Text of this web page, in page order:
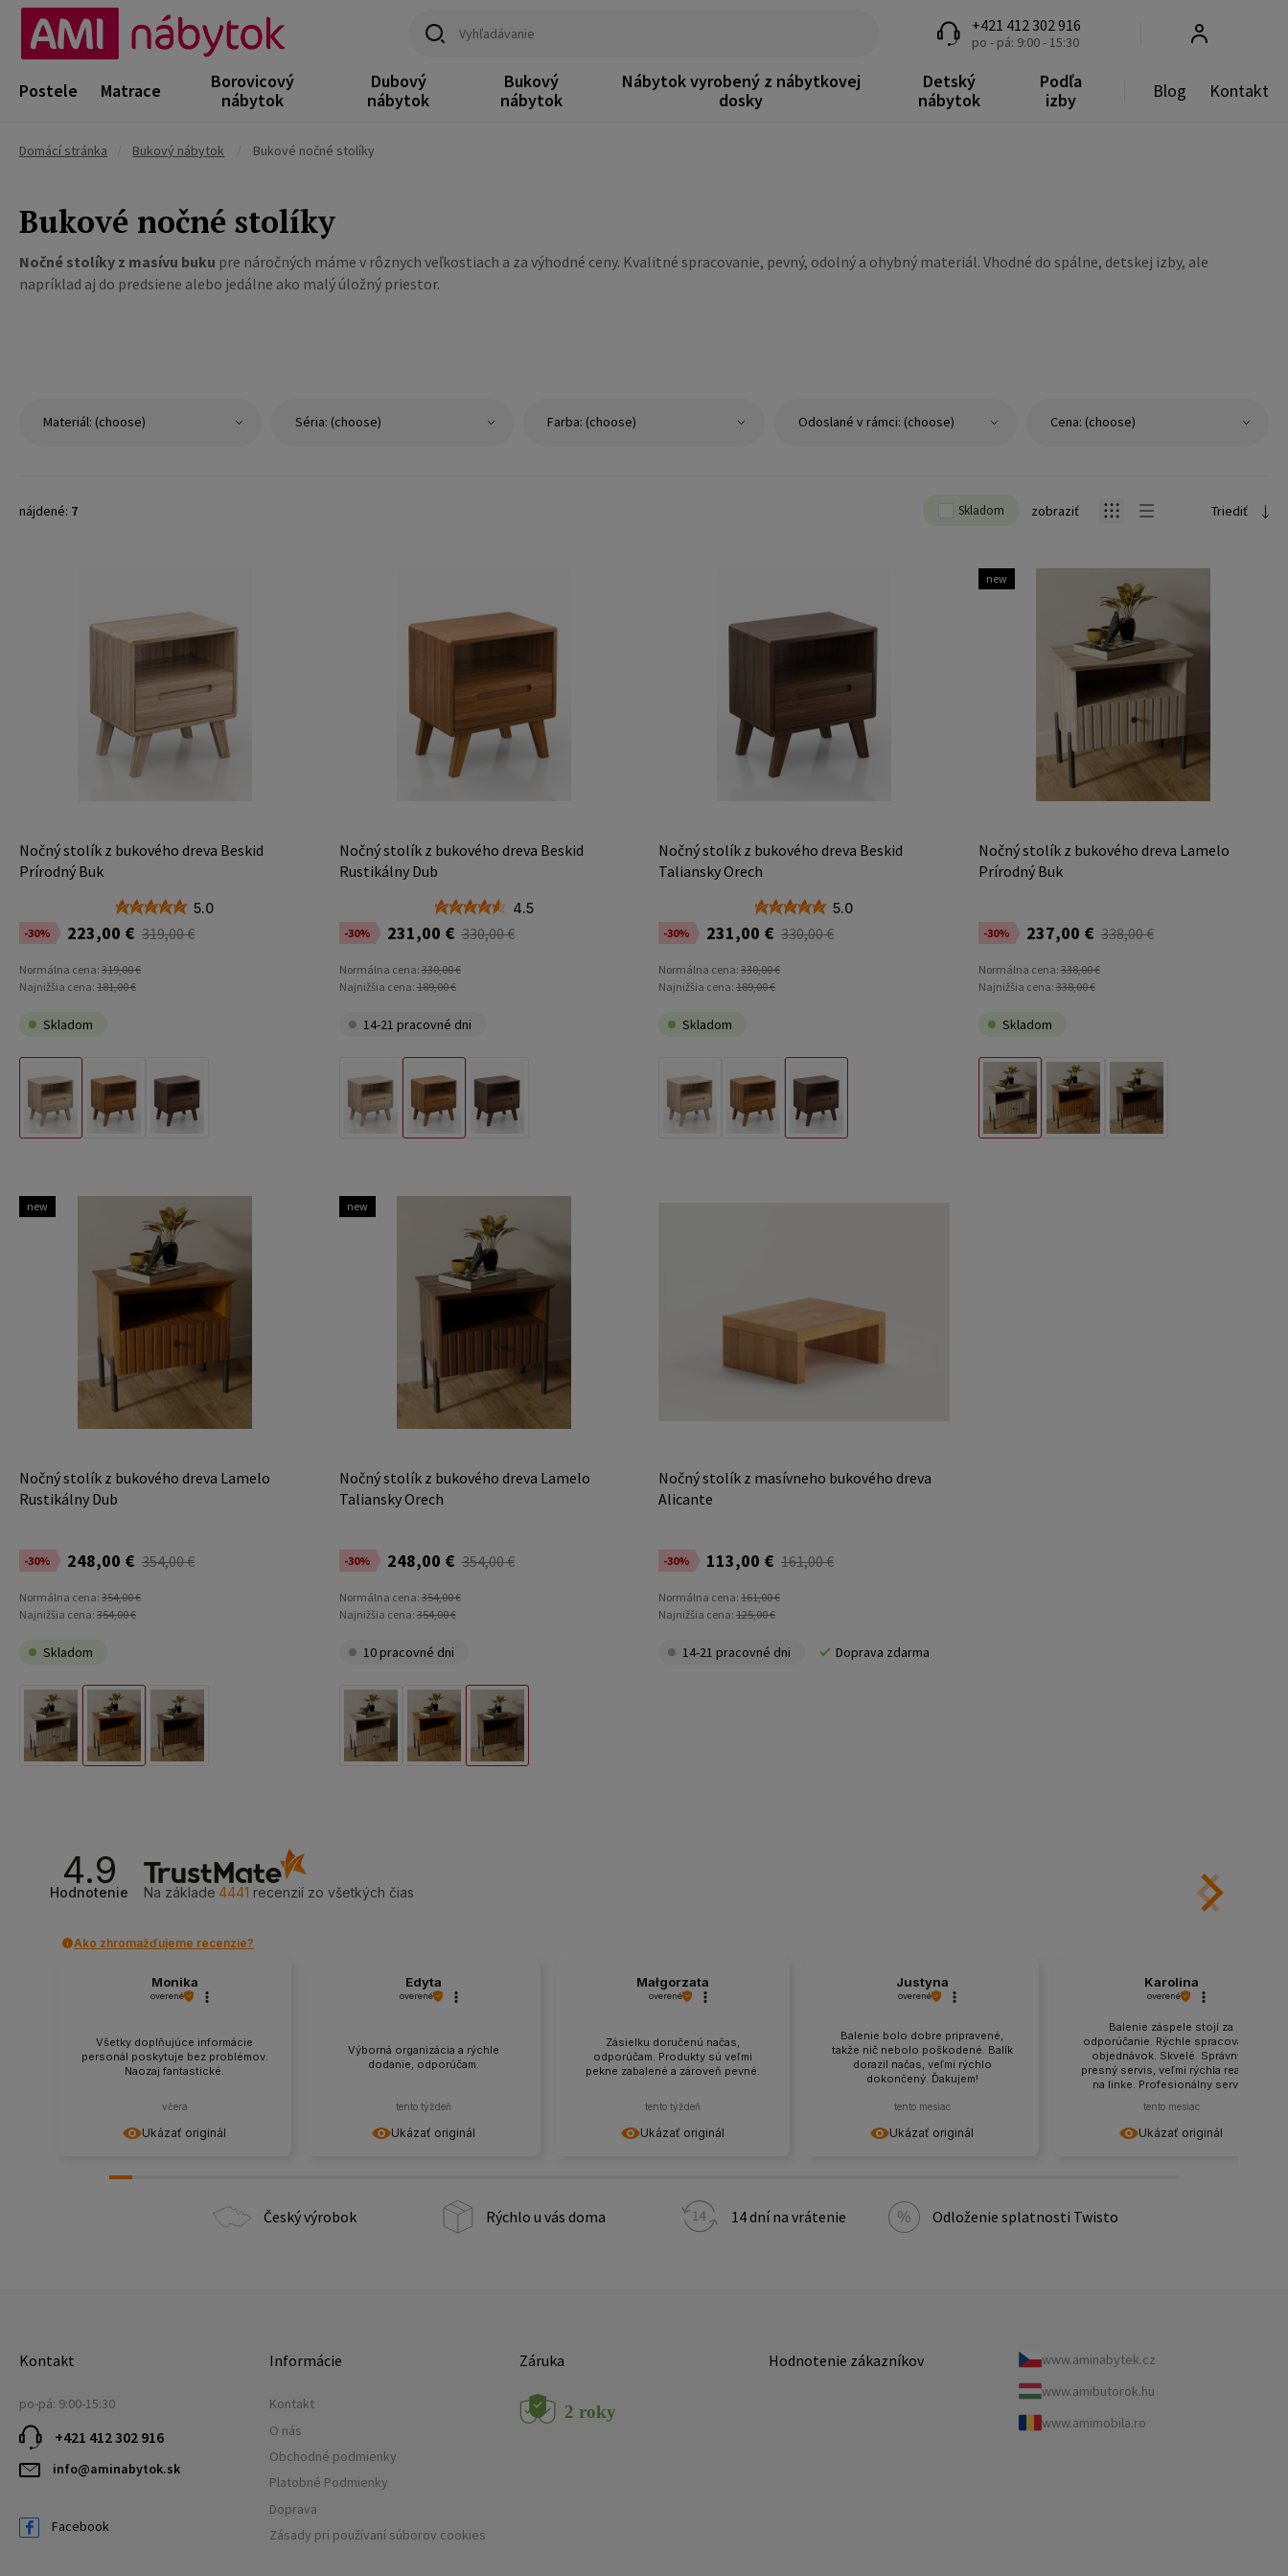
+421 412 302 916
po - pá: 9:00 - 15:30
Postele Matrace
Borovicový
nábytok
Dubový
nábytok
Bukový
nábytok
Nábytok vyrobený z nábytkovej
dosky
Detský
nábytok
Podľa
izby
Blog Kontakt
Domácí stránka Bukový nábytok Bukové nočné stolíky
Bukové nočné stolíky
Nočné stolíky z masívu buku pre náročných máme v rôznych veľkostiach a za výhodné ceny. Kvalitné spracovanie, pevný, odolný a ohybný materiál. Vhodné do spálne, detskej izby, ale
napríklad aj do predsiene alebo jedálne ako malý úložný priestor.
Materiál: (choose) Séria: (choose) Farba: (choose) Odoslané v rámci: (choose) Cena: (choose)
nájdené: 7 Skladom zobraziť Triediť
Nočný stolík z bukového dreva Beskid
Prírodný Buk
5.0
-30% 223,00 € 319,00 €
Normálna cena: 319,00 €
Najnižšia cena: 181,00 €
Skladom
Nočný stolík z bukového dreva Beskid
Rustikálny Dub
4.5
-30% 231,00 € 330,00 €
Normálna cena:330,00 €
Najnižšia cena:189,00 €
14-21 pracovné dni
Nočný stolík z bukového dreva Beskid
Taliansky Orech
5.0
-30% 231,00 € 330,00 €
Normálna cena: 330,00 €
Najnižšia cena: 189,00 €
Skladom
Nočný stolík z bukového dreva Lamelo
Prírodný Buk
-30% 237,00 € 338,00 €
Normálna cena:338,00 €
Najnižšia cena:338,00 €
Skladom
new
Nočný stolík z bukového dreva Lamelo
Rustikálny Dub
-30% 248,00 € 354,00 €
Normálna cena: 354,00 €
Najnižšia cena: 354,00 €
Skladom
new
Nočný stolík z bukového dreva Lamelo
Taliansky Orech
-30% 248,00 € 354,00 €
Normálna cena:354,00 €
Najnižšia cena:354,00 €
10 pracovné dni
new
Nočný stolík z masívneho bukového dreva
Alicante
-30% 113,00 € 161,00 €
Normálna cena: 161,00 €
Najnižšia cena: 125,00 €
14-21 pracovné dni Doprava zdarma
4.9
Hodnotenie Na základe 4441 recenzií zo všetkých čias
Ako zhromažďujeme recenzie?
Ukázať originál
Monika
overené
Všetky doplňujúce informácie
personál poskytuje bez problémov.
Naozaj fantastické.
včera
Ukázať originál
Edyta
overené
Výborná organizácia a rýchle
dodanie, odporúčam.
tento týždeň
Ukázať originál
Małgorzata
overené
Zásielku doručenú načas,
odporúčam. Produkty sú veľmi
pekne zabalené a zároveň pevné.
tento týždeň
Ukázať originál
Justyna
overené
Balenie bolo dobre pripravené,
takže nič nebolo poškodené. Balík
dorazil načas, veľmi rýchlo
dokončený. Ďakujem!
tento mesiac
Ukázať originál
Karolina
overené
Balenie záspele stojí za
odporúčanie. Rýchle spracovanie
objednávok. Skvelé. Správny a
presný servis, veľmi rýchla reakcia
na linke. Profesionálny servis,
tovaru, rýchle doručenie.
Odporúčam to.
tento mesiac
Český výrobok Rýchlo u vás doma 14 dní na vrátenie Odloženie splatnosti Twisto
Kontakt
po-pá: 9:00-15:30
+421 412 302 916
info@aminabytok.sk
Facebook
Informácie
Kontakt
O nás
Obchodné podmienky
Platobné Podmienky
Doprava
Zásady pri používaní súborov cookies
Záruka Hodnotenie zákazníkov
www.aminabytek.cz
www.amibutorok.hu
www.amimobila.ro